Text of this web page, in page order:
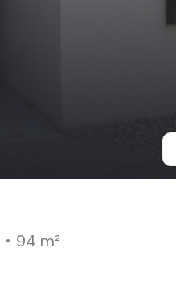
94 m²